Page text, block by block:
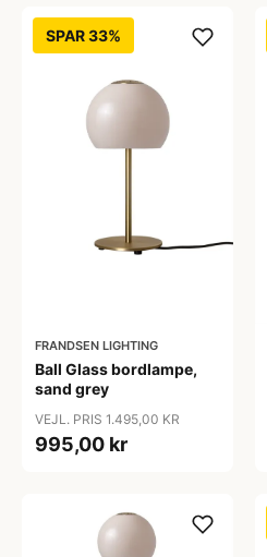
SPAR 33%
FRANDSEN LIGHTING
Ball Glass bordlampe,
sand grey
VEJL. PRIS 1.495,00 KR
995,00 kr